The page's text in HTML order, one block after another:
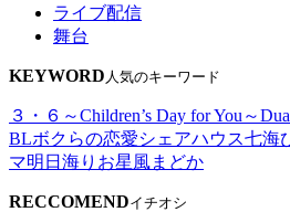
ライブ配信
舞台
KEYWORD 人気のキーワード
３・６～Children’s Day for You～
BLボクらの恋愛シェアハウス七海
マ明日海りお星風まどか
RECCOMENDイチオシ